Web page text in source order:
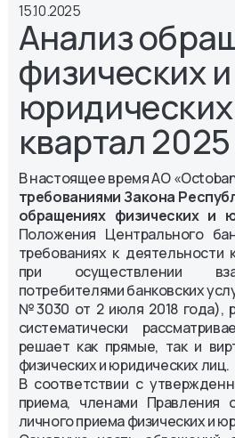
Обычная
версия
Черно-
белая
версия
Озвучить
Размер шрифта
Aa -
Aa
Aa +
15.10.2025
Анализ
физических и
юридических
квартал
В настоящее время АО
требованиями Закона
обращениях физических и
Положения Центрального
требованиях к деятельности
при осуществлении
потребителями банковских
№3030 от 2 июля 2018 года),
систематически
решает как прямые, так и
физических и юридических лиц.
В соответствии с
приема, членами Правления
личного приема физических и